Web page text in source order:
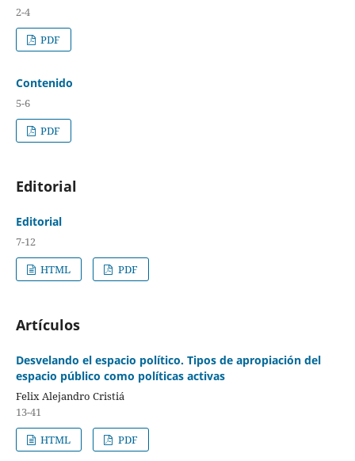
2-4
PDF
Contenido
5-6
PDF
Editorial
Editorial
7-12
HTML
PDF
Artículos
Desvelando el espacio político. Tipos de apropiación del
espacio público como políticas activas
Felix Alejandro Cristiá
13-41
HTML
PDF